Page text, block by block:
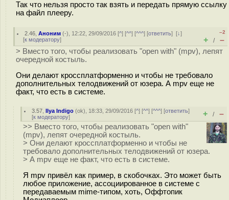
Так что нельзя просто так взять и передать прямую ссылку
на файл плееру.
2.46 ,Аноним (-), 12:22, 29/09/2016 [^] [^^] [^^^] [ответить][↓]
[к модератору]
–2
+ / –
> Вместо того, чтобы реализовать "open with" (mpv), лепят
очередной костыль.
Они делают кроссплатформенно и чтобы не требовало
дополнительных телодвижений от юзера. А mpv еще не
факт, что есть в системе.
3.57 ,Ilya Indigo (ok), 18:33, 29/09/2016 [^] [^^] [^^^] [ответить]
[к модератору] + / –
>> Вместо того, чтобы реализовать "open with"
(mpv), лепят очередной костыль.
> Они делают кроссплатформенно и чтобы не
требовало дополнительных телодвижений от юзера.
> А mpv еще не факт, что есть в системе.
Я mpv привёл как пример, в скобочках. Это может быть
любое приложение, ассоциированное в системе с
передаваемым mime-типом, хоть, Оффтопик